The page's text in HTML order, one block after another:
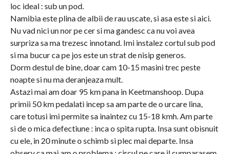
loc ideal : sub un pod.
Namibia este plina de albii de rau uscate, si asa este si aici.
Nu vad nici un nor pe cer si ma gandesc ca nu voi avea
surpriza sa ma trezesc innotand. Imi instalez cortul sub pod
si ma bucur ca pe jos este un strat de nisip generos.
Dorm destul de bine, doar cam 10-15 masini trec peste
noapte si nu ma deranjeaza mult.
Astazi mai am doar 95 km pana in Keetmanshoop. Dupa
primii 50 km pedalati incep sa am parte de o urcare lina,
care totusi imi permite sa inaintez cu 15-18 kmh. Am parte
si de o mica defectiune : inca o spita rupta. Insa sunt obisnuit
cu ele, in 20 minute o schimb si plec mai departe. Insa